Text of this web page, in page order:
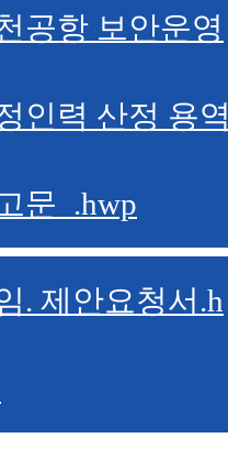
공항 보안운영
인력 산정 용역
문_.hwp
. 제안요청서.h